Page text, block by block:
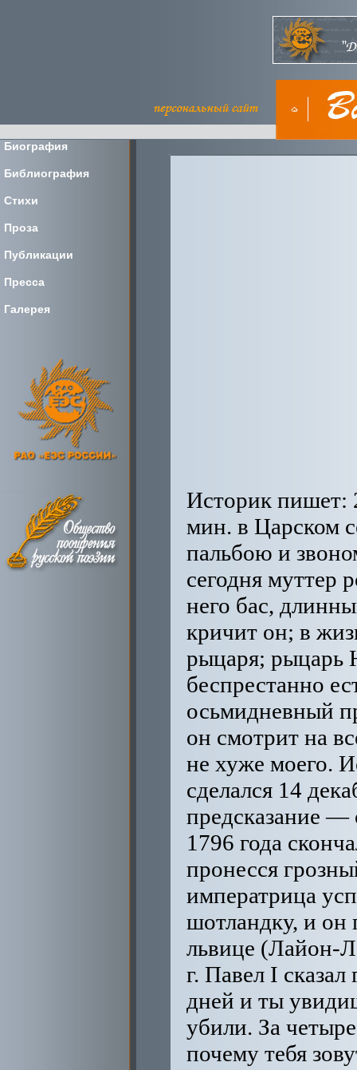
Биография
Библиография
Стихи
Проза
Публикации
Пресса
Галерея
Историк пишет: 25 июня 1796 г. в среду в 03 час. 45 мин. в Царском селе родился Николай с пушечной пальбою и звоном. Екатерина II выразилась (Гримму): сегодня муттер родила большущего Николая, голос у него бас, длинный телом, а руки не менее моих и кричит он; в жизнь мою в первый раз вижу такого рыцаря; рыцарь Николай уже три дня кушает кашку и беспрестанно ест, я полагаю, что никогда осьмидневный принц не лопал кашу, это неслыханно, он смотрит на всех во все глаза, голову поворачивает не хуже моего. Историк добавляет: этот Николай сделался 14 декабря 1825 г. императором и оправдал предсказание — он жил и умер рыцарем. 6 ноября 1796 года скончалась Екатерина II и над Россиею пронесся грозный метеор, — пишет Н. Карамзин. Но императрица успела выбрать Николаю няню Лайон, шотландку, и он пламенно привязался к своей няне-львице (Лайон-Леон, каламбур Николая). 7 марта 1801 г. Павел I сказал гр. Кутайсову: подожди еще пять дней и ты увидишь великие дела. Через пять дней его убили. За четыре час. до смерти Николай спросил: почему тебя зовут Павел I? – Потому что я первый из императоров, кого зовут Павел. – Тогда меня будут называть Николай I. – Если ты вступишь на престол. Павел ушел спать и был задушен, уничтожен. Императором теперь Александр, старший брат. Николая учат, он пишет: два, Болугьянский и Кукольник, один толковал о римских, немецких и бог знает каких законах, другой что-то о мнимом естественном праве, в прибавку к ним еще Шторх с лекциями по политэкономии. И что же выходило? Что вышло, мы увидим, продолжая листать книги. О религиозно-нравственном воспитании: учили креститься да говорить наизусть молитвы, бедное образование, — пишет Николай. Первые книги: Индостанские виды и рисунки Чесменского сражения, Сцены храбрости австрийских солдат во время войны 1799 г., а вообще-то оловянные и фарфоровые солдатики, гренадерские шапки, трубы, зарядные ящики, вырезывание из бумаги крепостей, пушек и кораблей; иногда, подражай часовым, Николай вскакивал с постели, чтоб хоть немножко постоять на часах с алебардой или с ружьем у плеча, но днем боялся выстрелов и плакал, и прятался в беседке, вид пушек страшил его, еще боялся грозы и фейерверков и просил закрывать печные трубы и окна, однажды от стрельбы, гроз и т. д. Николай спрятался за альковом и товарищ игр Эдуард стал стыдить его; Николай ударил друга прикладом ружья с такой силою, что шрам у того остался на всю жизнь. В воспитательном журнале запись: в играх Николай кончает тем, что причиняет боль себе и другим, у него страсть кривляться и гримасничать, он груб, заносчив и самонадеян, — падал ли, ушибался — тотчас же говорил брань, рубил топором барабан, ломал игрушки, бил палкой товарищей. В 8 лет он говорит в резком тоне о политических делах (за столом), в 9 лет за ужином доказывает возвышенным голосом о диктанте, что никто не имеет права что бы то ни было ему диктовать; в ошибках сознается только под нажимом (розг!), спорит с учителем об орфографии русских слов, неприлежен, в играх берет па себя первую роль, любит церковное пение, уже будучи императором и потом он пел с певчими, его учат: французскому, русскому и